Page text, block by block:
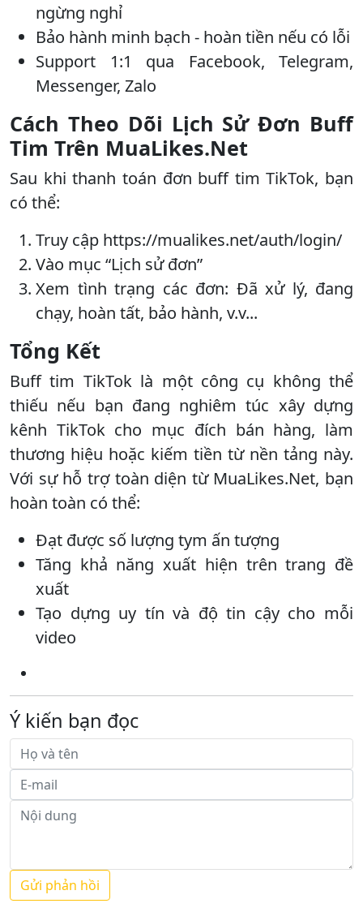
ngừng nghỉ
Bảo hành minh bạch - hoàn tiền nếu có lỗi
Support 1:1 qua Facebook, Telegram,
Messenger, Zalo
Cách Theo Dõi Lịch Sử Đơn Buff
Tim Trên MuaLikes.Net
Sau khi thanh toán đơn buff tim TikTok, bạn
có thể:
Truy cập https://mualikes.net/auth/login/
Vào mục “Lịch sử đơn”
Xem tình trạng các đơn: Đã xử lý, đang
chạy, hoàn tất, bảo hành, v.v...
Tổng Kết
Buff tim TikTok là một công cụ không thể
thiếu nếu bạn đang nghiêm túc xây dựng
kênh TikTok cho mục đích bán hàng, làm
thương hiệu hoặc kiếm tiền từ nền tảng này.
Với sự hỗ trợ toàn diện từ MuaLikes.Net, bạn
hoàn toàn có thể:
Đạt được số lượng tym ấn tượng
Tăng khả năng xuất hiện trên trang đề
xuất
Tạo dựng uy tín và độ tin cậy cho mỗi
video
Ý kiến bạn đọc